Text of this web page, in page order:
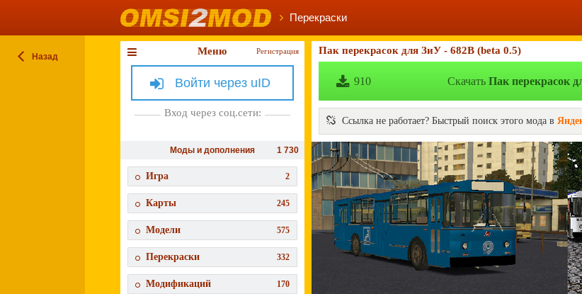
Назад
Перекраски
Меню Регистрация
Войти через uID
Вход через соц.сети:
Моды и дополнения 1 730
Игра 2
Карты 245
Модели 575
Перекраски 332
Модификаций 170
Пак перекрасок для ЗиУ - 682В (beta 0.5)
910 Скачать Пак перекрасок
Ссылка не работает? Быстрый поиск этого мода в